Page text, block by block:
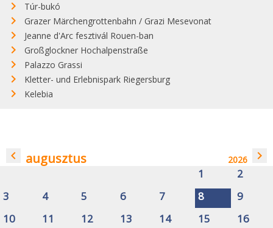
Túr-bukó
Grazer Märchengrottenbahn / Grazi Mesevonat
Jeanne d'Arc fesztivál Rouen-ban
Großglockner Hochalpenstraße
Palazzo Grassi
Kletter- und Erlebnispark Riegersburg
Kelebia
navigate_before augusztus 2026 navigate_next
1
2
3
4 5 6 7 8
9
10
11 12 13 14 15
16